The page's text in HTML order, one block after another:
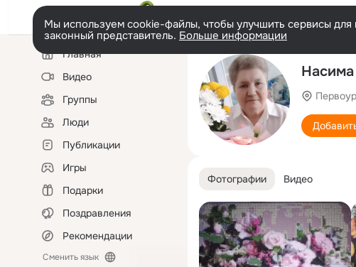
Мы используем cookie-файлы, чтобы улучшить сервисы
законный представитель. Больше информации
Левая
колонкаГлавная
Видео
Группы
Люди
Публикации
Игры
Подарки
Поздравления
Рекомендации
Сменить язык
Фотографии Видео